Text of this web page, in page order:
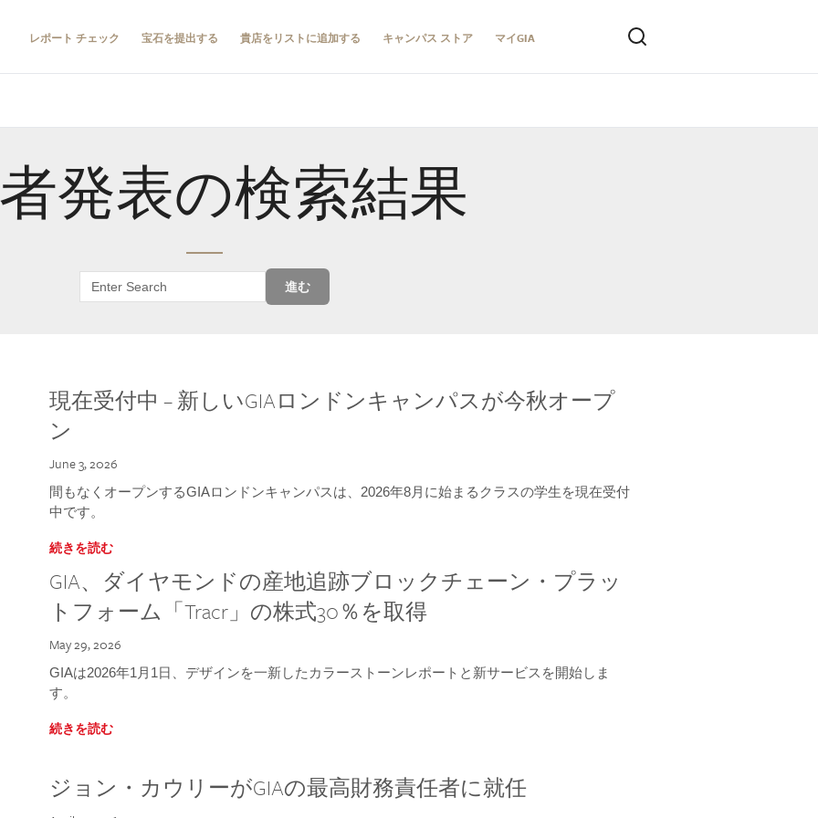
レポート チェック 宝石を提出する 貴店をリストに追加する キャンパス ストア マイGIA
発表の検索結果
進む
現在受付中 – 新しいGIAロンドンキャンパスが今秋オープ
ン
June 3, 2026
間もなくオープンするGIAロンドンキャンパスは、2026年8月に始まるクラスの学生を現在受付
中です。
続きを読む
GIA、ダイヤモンドの産地追跡ブロックチェーン・プラッ
トフォーム「Tracr」の株式30％を取得
May 29, 2026
GIAは2026年1月1日、デザインを一新したカラーストーンレポートと新サービスを開始しま
す。
続きを読む
ジョン・カウリーがGIAの最高財務責任者に就任